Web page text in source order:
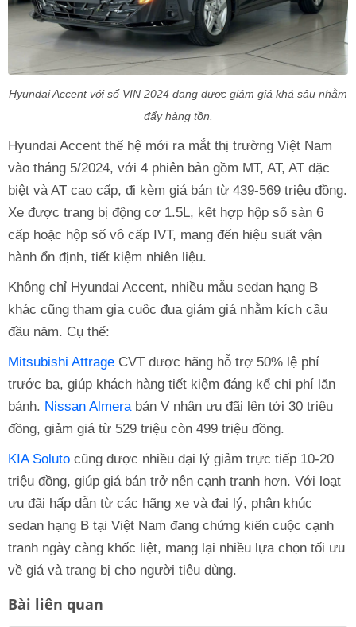
Hyundai Accent với số VIN 2024 đang được giảm giá khá sâu nhằm
đẩy hàng tồn.
Hyundai Accent thế hệ mới ra mắt thị trường Việt Nam
vào tháng 5/2024, với 4 phiên bản gồm MT, AT, AT đặc
biệt và AT cao cấp, đi kèm giá bán từ 439-569 triệu đồng.
Xe được trang bị động cơ 1.5L, kết hợp hộp số sàn 6
cấp hoặc hộp số vô cấp IVT, mang đến hiệu suất vận
hành ổn định, tiết kiệm nhiên liệu.
Không chỉ Hyundai Accent, nhiều mẫu sedan hạng B
khác cũng tham gia cuộc đua giảm giá nhằm kích cầu
đầu năm. Cụ thể:
Mitsubishi Attrage CVT được hãng hỗ trợ 50% lệ phí
trước bạ, giúp khách hàng tiết kiệm đáng kể chi phí lăn
bánh. Nissan Almera bản V nhận ưu đãi lên tới 30 triệu
đồng, giảm giá từ 529 triệu còn 499 triệu đồng.
KIA Soluto cũng được nhiều đại lý giảm trực tiếp 10-20
triệu đồng, giúp giá bán trở nên cạnh tranh hơn. Với loạt
ưu đãi hấp dẫn từ các hãng xe và đại lý, phân khúc
sedan hạng B tại Việt Nam đang chứng kiến cuộc cạnh
tranh ngày càng khốc liệt, mang lại nhiều lựa chọn tối ưu
về giá và trang bị cho người tiêu dùng.
Bài liên quan